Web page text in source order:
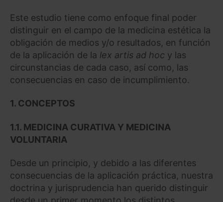
Este estudio tiene como enfoque final poder
distinguir en el campo de la medicina estética la
obligación de medios y/o resultados, en función
de la aplicación de la lex artis ad hoc y las
circunstancias de cada caso, así como, las
consecuencias en caso de incumplimiento.
1. CONCEPTOS
1.1. MEDICINA CURATIVA Y MEDICINA
VOLUNTARIA
Desde un principio, y debido a las diferentes
consecuencias de la aplicación práctica, nuestra
doctrina y jurisprudencia han querido distinguir